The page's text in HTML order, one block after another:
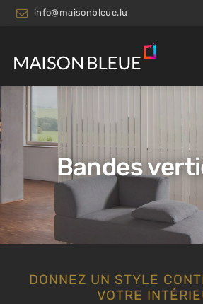
info@maisonbleue.lu
Bandes
DONNEZ UN STYLE
VOTRE